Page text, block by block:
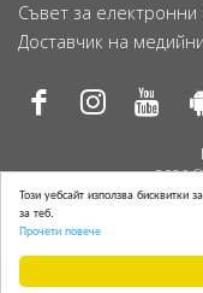
Този уебсайт използва бисквитки
за теб.
Прочети повече
Съвет за електронни
Доставчик на
2026